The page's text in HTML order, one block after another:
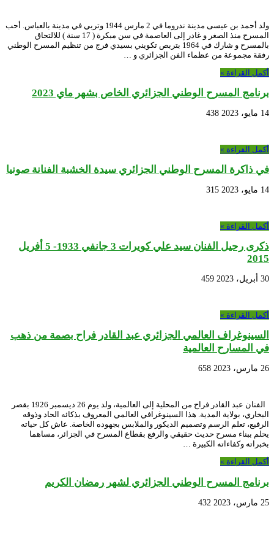
ولد أحمد بن عيسى مدينة ندروما في 2 مارس 1944 وتربي في مدينة بالعباس. أحب
المسرح منذ الصغر و غادر إلى العاصمة في سن مبكرة ( 17 سنة ) للالتحاق
بالمسرح و شارك في 1964 بتربص تكويني بسيدي فرج من تنظيم المسرح الوطني
رفقة مجموعة من عظماء الفن الجزائري و …
أكمل القراءة »
برنامج المسرح الوطني الجزائري الخاص بشهر ماي 2023
14 مايو، 2023 438
أكمل القراءة »
في ذاكرة المسرح الوطني الجزائري سيدة الخشبة الفنانة صونيا
14 مايو، 2023 315
أكمل القراءة »
ذكرى رحيل الفنان سيد علي كويرات 3 جانفي 1933- 5 أفريل
2015
30 أبريل، 2023 459
أكمل القراءة »
السينوغراف العالمي الجزائري عبد القادر فراح بصمة من ذهب
في المسارح العالمية
26 مارس، 2023 658
الفنان عبد القادر فراح من المحلية إلى العالمية، ولد يوم 26 ديسمبر 1926 بقصر
البخاري، بولاية المدية. هذا السينوغرافي العالمي المعروف بذكائه الحاد وذوقه
الرفيع، تعلم الرسم وتصميم الديكور والملابس بجهوده الخاصة. عاش كل حياته
يحلم ببناء مسرح حديث حقيقي والرفع بقطاع المسرح في الجزائر، مساهما
بخبراته وكفاءاته الكبيرة …
أكمل القراءة »
برنامج المسرح الوطني الجزائري لشهر رمضان الكريم
25 مارس، 2023 432